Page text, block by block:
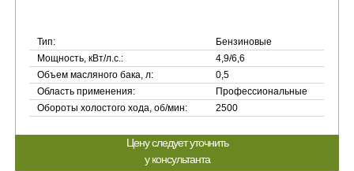
Тип:
Бензиновые
Мощность, кВт/л.с.:
4,9/6,6
Объем масляного бака, л:
0,5
Область применения:
Профессиональные
Обороты холостого хода, об/мин:
2500
Цену следует уточнить
у консультанта